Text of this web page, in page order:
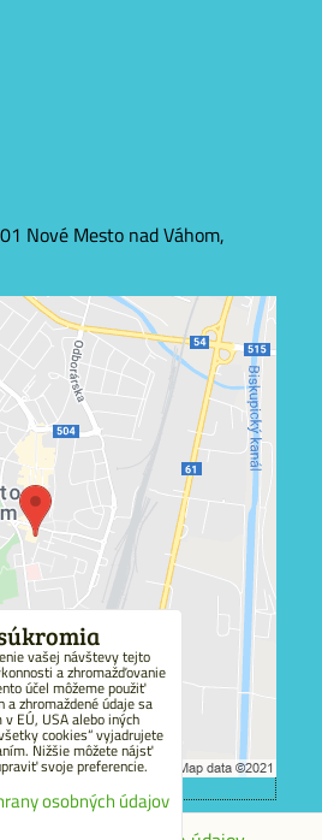
Nové Mesto nad Váhom,
Voľbami súkromia
externý obsah?
tentokrát
- súhlas s druhom cookie:
Funkčné
v novom okne
vašej návštevy tejto
a zhromažďovanie
účel môžeme použiť
zhromaždené údaje sa
EÚ, USA alebo iných
cookies“ vyjadrujete
Nižšie môžete nájsť
svoje preferencie.
osobných údajov